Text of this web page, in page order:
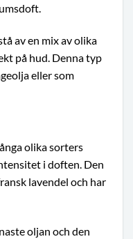
av en mix av olika
på hud. Denna typ
eller som
olika sorters
i doften. Den
lavendel och har
oljan och den